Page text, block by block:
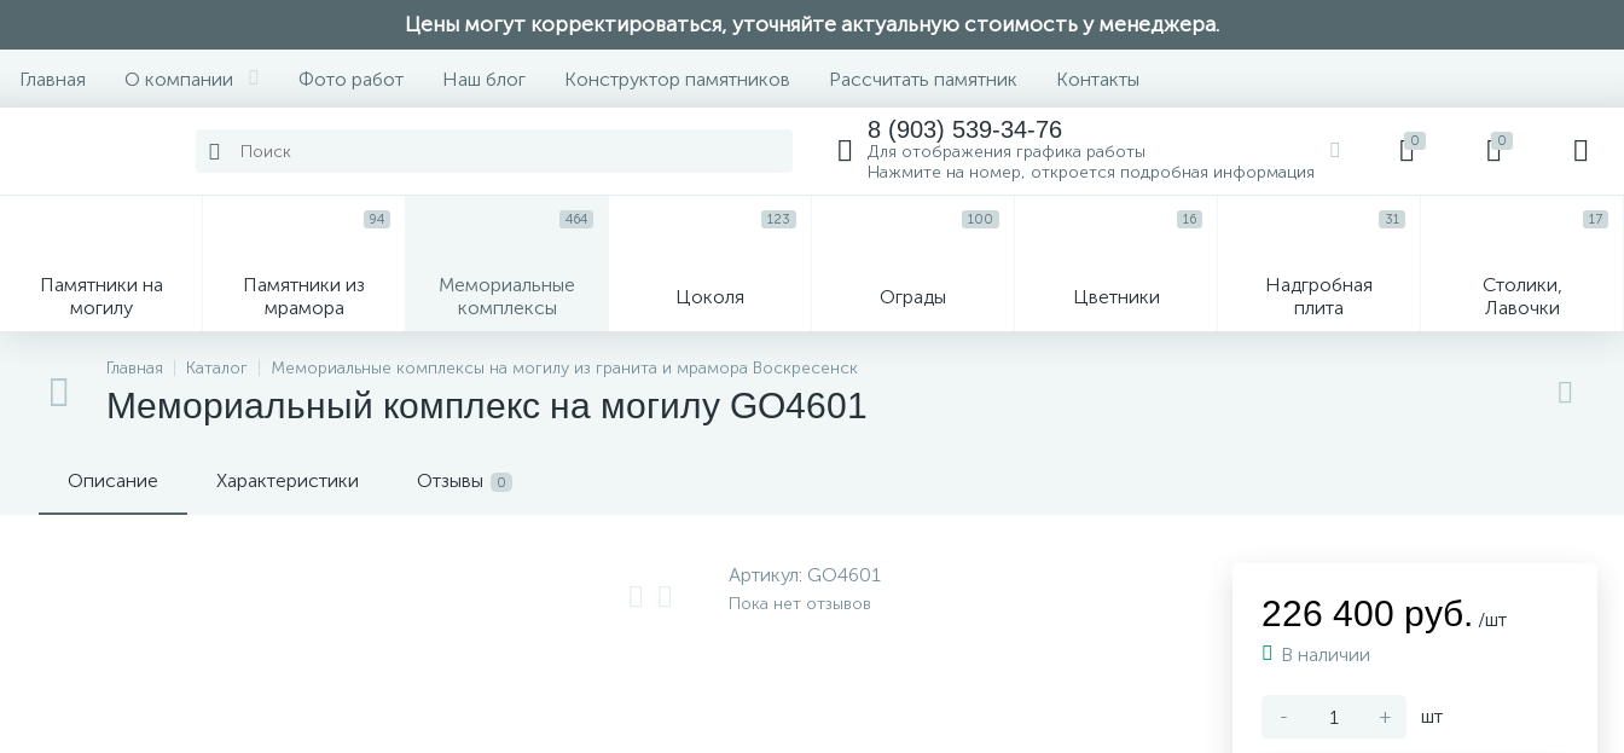
Цены могут корректироваться, уточняйте актуальную стоимость у менеджера.
Главная О компании Фото работ Наш блог Конструктор памятников Рассчитать памятник Контакты
8 (903) 539-34-76
Для отображения графика работы
Нажмите на номер, откроется подробная информация
0 0
Памятники на
могилу
Памятники из
мрамора
94
Мемориальные
комплексы
464
Цоколя
123
Ограды
100
Цветники
16
Надгробная
плита
31
Столики,
Лавочки
17
Вазы
Главная Каталог Мемориальные комплексы на могилу из гранита и мрамора Воскресенск
Мемориальный комплекс на могилу GO4601
Описание Характеристики Отзывы 0
Артикул: GO4601
Пока нет отзывов 226 400 руб. /шт
В наличии
- + шт